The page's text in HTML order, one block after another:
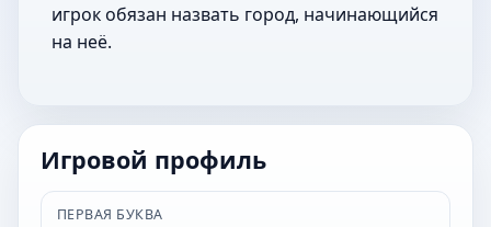
игрок обязан назвать город, начинающийся
на неё.
Игровой профиль
ПЕРВАЯ БУКВА